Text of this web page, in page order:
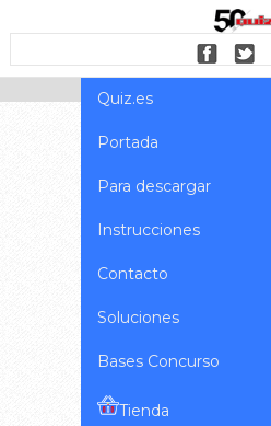
Quiz.es
Portada
Para descargar
Instrucciones
Contacto
Soluciones
Bases Concurso
Tienda